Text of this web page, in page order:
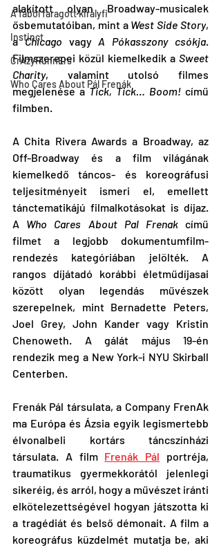
A fából faragott királyfi
Instinct
CrAzyRunnErs
Who Cares About Pál Frenák
alakított olyan Broadway-musicalek
ősbemutatóiban, mint a West Side Story,
a Chicago vagy A Pókasszony csókja.
Filmszerepei közül kiemelkedik a Sweet
Charity, valamint utolsó filmes
megjelenése a Tick, Tick… Boom! című
filmben.
A Chita Rivera Awards a Broadway, az
Off-Broadway és a film világának
kiemelkedő táncos- és koreográfusi
teljesítményeit ismeri el, emellett
tánctematikájú filmalkotásokat is díjaz.
A Who Cares About Pal Frenak című
filmet a legjobb dokumentumfilm-
rendezés kategóriában jelölték. A
rangos díjátadó korábbi életműdíjasai
között olyan legendás művészek
szerepelnek, mint Bernadette Peters,
Joel Grey, John Kander vagy Kristin
Chenoweth. A gálát május 19-én
rendezik meg a New York-i NYU Skirball
Centerben.
Frenák Pál társulata, a Company FrenAk
ma Európa és Ázsia egyik legismertebb
élvonalbeli kortárs táncszínházi
társulata. A film Frenák Pál portréja,
traumatikus gyermekkorától jelenlegi
sikeréig, és arról, hogy a művészet iránti
elkötelezettségével hogyan játszotta ki
a tragédiát és belső démonait. A film a
koreográfus küzdelmét mutatja be, aki